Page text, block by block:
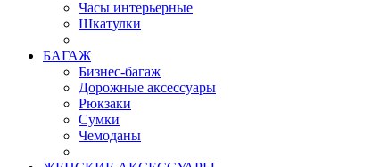
Часы интерьерные
Шкатулки
БАГАЖ
Бизнес-багаж
Дорожные аксессуары
Рюкзаки
Сумки
Чемоданы